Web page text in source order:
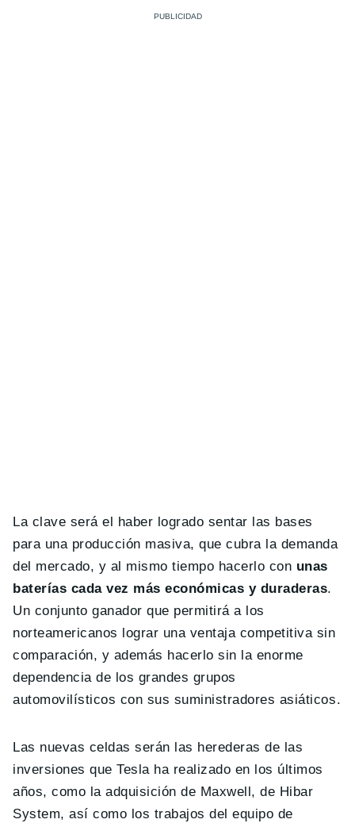
La clave será el haber logrado sentar las bases
para una producción masiva, que cubra la demanda
del mercado, y al mismo tiempo hacerlo con unas
baterías cada vez más económicas y duraderas.
Un conjunto ganador que permitirá a los
norteamericanos lograr una ventaja competitiva sin
comparación, y además hacerlo sin la enorme
dependencia de los grandes grupos
automovilísticos con sus suministradores asiáticos.
Las nuevas celdas serán las herederas de las
inversiones que Tesla ha realizado en los últimos
años, como la adquisición de Maxwell, de Hibar
System, así como los trabajos del equipo de